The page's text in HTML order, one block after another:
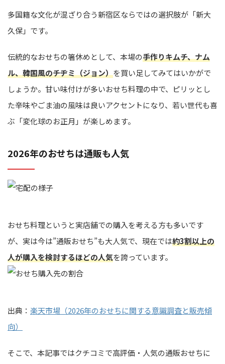
多国籍な文化が混ざり合う新宿区ならではの選択肢が「新大
久保」です。
伝統的なおせちの箸休めとして、本場の手作りキムチ、ナム
ル、韓国風のチヂミ（ジョン）を買い足してみてはいかがで
しょうか。甘い味付けが多いおせち料理の中で、ピリッとし
た辛味やごま油の風味は良いアクセントになり、若い世代も喜
ぶ「変化球のお正月」が楽しめます。
2026年のおせちは通販も人気
おせち料理というと実店舗での購入を考える方も多いです
が、実は今は”通販おせち”も大人気で、現在では約3割以上の
人が購入を検討するほどの人気を誇っています。
出典： 楽天市場（2026年のおせちに関する意識調査と販売傾
向）
そこで、本記事ではクチコミで高評価・人気の通販おせちに